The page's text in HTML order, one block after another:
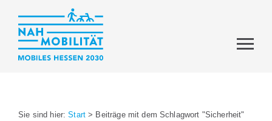
Sie sind hier:Start > Beiträge mit dem Schlagwort "Sicherheit"